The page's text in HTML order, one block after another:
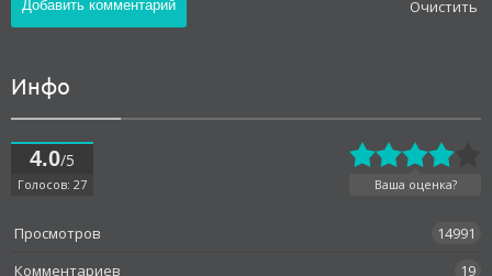
Oчистить
Инфо
4.0/5
Голосов: 27 Ваша оценка?
Просмотров
14991
Комментариев
19